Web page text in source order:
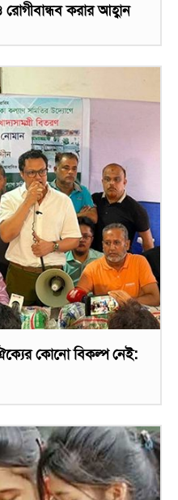
করার আহ্বান
ঐক্যের কোনো বিকল্প নেই: